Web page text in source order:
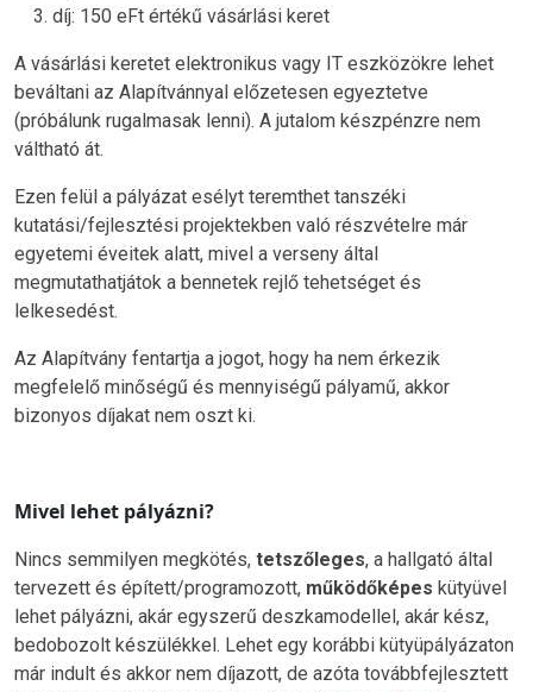
díj: 150 eFt értékű vásárlási keret
A vásárlási keretet elektronikus vagy IT eszközökre lehet
beváltani az Alapítvánnyal előzetesen egyeztetve
(próbálunk rugalmasak lenni). A jutalom készpénzre nem
váltható át.
Ezen felül a pályázat esélyt teremthet tanszéki
kutatási/fejlesztési projektekben való részvételre már
egyetemi éveitek alatt, mivel a verseny által
megmutathatjátok a bennetek rejlő tehetséget és
lelkesedést.
Az Alapítvány fentartja a jogot, hogy ha nem érkezik
megfelelő minőségű és mennyiségű pályamű, akkor
bizonyos díjakat nem oszt ki.
Mivel lehet pályázni?
Nincs semmilyen megkötés, tetszőleges, a hallgató által
tervezett és épített/programozott, működőképes kütyüvel
lehet pályázni, akár egyszerű deszkamodellel, akár kész,
bedobozolt készülékkel. Lehet egy korábbi kütyüpályázaton
már indult és akkor nem díjazott, de azóta továbbfejlesztett